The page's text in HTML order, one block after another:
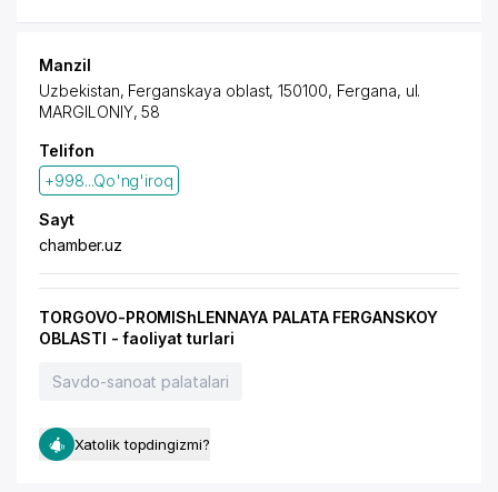
Manzil
Uzbekistan, Ferganskaya oblast, 150100, Fergana, ul.
MARGILONIY, 58
Telifon
+998...Qo'ng'iroq
Sayt
chamber.uz
TORGOVO-PROMIShLENNAYA PALATA FERGANSKOY
OBLASTI - faoliyat turlari
Savdo-sanoat palatalari
Xatolik topdingizmi?